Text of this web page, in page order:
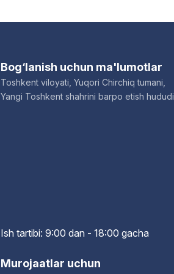
Bog‘lanish uchun ma'lumotlar
Toshkent viloyati, Yuqori Chirchiq tumani,
Yangi Toshkent shahrini barpo etish hududi
Ish tartibi: 9:00 dan - 18:00 gacha
Murojaatlar uchun